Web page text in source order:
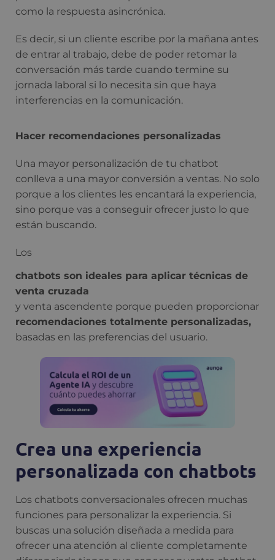
como la respuesta asincrónica.
Es decir, si un cliente escribe por la mañana antes
de entrar al trabajo, debe de poder retomar la
conversación más tarde cuando termine su
jornada laboral si lo necesita sin que haya
interferencias en la comunicación.
Hacer recomendaciones personalizadas
Una mayor personalización de tu chatbot
conlleva a una mayor conversión a ventas. No solo
porque a los clientes les encantará la experiencia,
sino porque vas a conseguir ofrecer justo lo que
están buscando.
Los
chatbots son ideales para aplicar técnicas de
venta cruzada
y venta ascendente porque pueden proporcionar
recomendaciones totalmente personalizadas,
basadas en las preferencias del usuario.
Crea una experiencia
personalizada con chatbots
Los chatbots conversacionales ofrecen muchas
funciones para personalizar la experiencia. Si
buscas una solución diseñada a medida para
ofrecer una atención al cliente completamente